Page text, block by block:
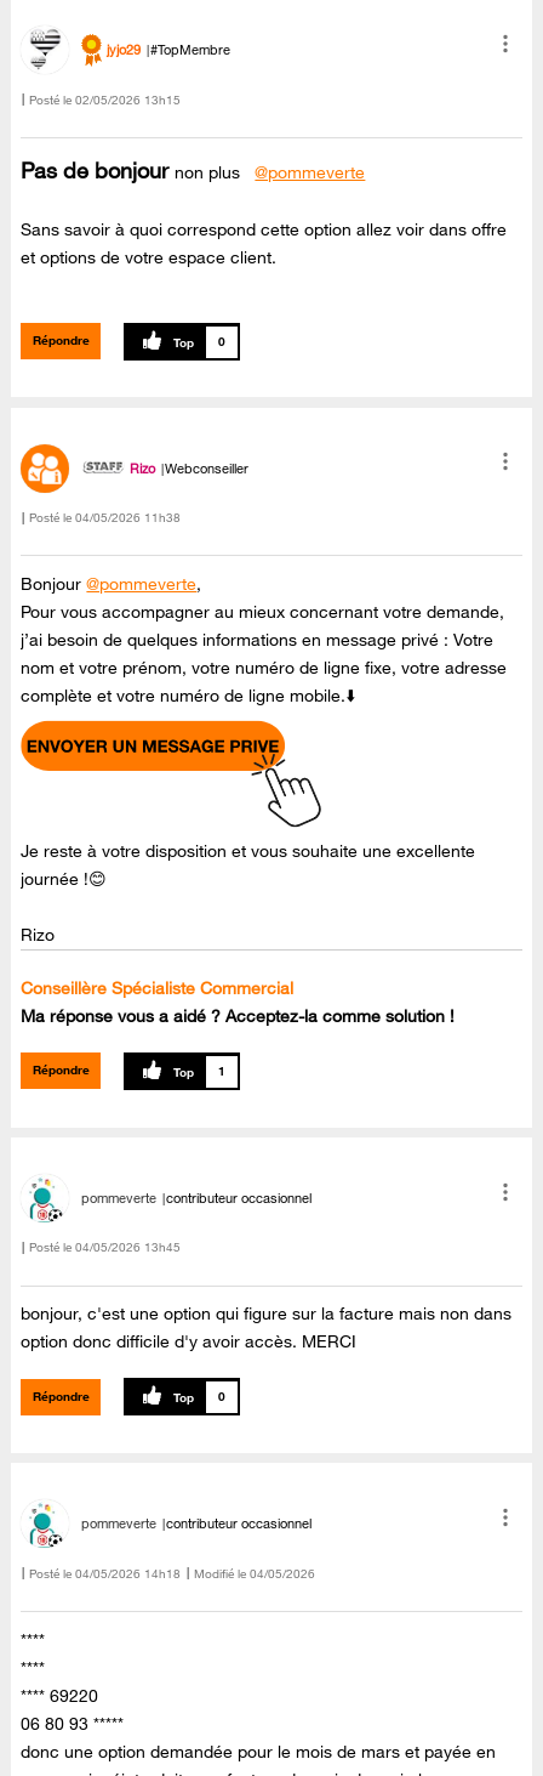
jyjo29 #TopMembre
Posté le ‎02/05/2026 13h15
Pas de bonjour non plus@pommeverte
Sans savoir à quoi correspond cette option allez voir dans offre
et options de votre espace client.
Répondre 0
Rizo Webconseiller
Posté le ‎04/05/2026 11h38
Bonjour@pommeverte,
Pour vous accompagner au mieux concernant votre demande,
j’ai besoin de quelques informations en message privé : Votre
nom et votre prénom, votre numéro de ligne fixe, votre adresse
complète et votre numéro de ligne mobile.⬇️
Je reste à votre disposition et vous souhaite une excellente
journée !😊
Rizo
Conseillère Spécialiste Commercial
Ma réponse vous a aidé ? Acceptez-la comme solution !
Répondre 1
pommeverte contributeur occasionnel
Posté le ‎04/05/2026 13h45
bonjour, c'est une option qui figure sur la facture mais non dans
option donc difficile d'y avoir accès. MERCI
Répondre 0
pommeverte contributeur occasionnel
Posté le ‎04/05/2026 14h18 Modifié le 04/05/2026
****
****
**** 69220
06 80 93 *****
donc une option demandée pour le mois de mars et payée en